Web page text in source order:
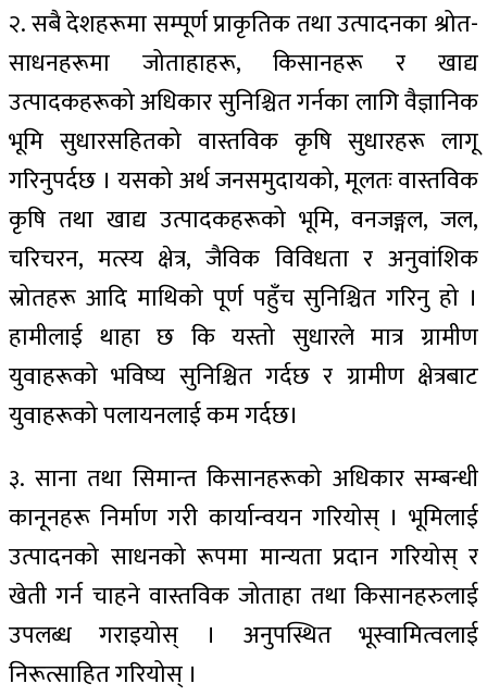
२. सबै देशहरूमा सम्पूर्ण प्राकृतिक तथा उत्पादनका श्रोत-
साधनहरूमा जोताहाहरू, किसानहरू र खाद्य
उत्पादकहरूको अधिकार सुनिश्चित गर्नका लागि वैज्ञानिक
भूमि सुधारसहितको वास्तविक कृषि सुधारहरू लागू
गरिनुपर्दछ । यसको अर्थ जनसमुदायको, मूलतः वास्तविक
कृषि तथा खाद्य उत्पादकहरूको भूमि, वनजङ्गल, जल,
चरिचरन, मत्स्य क्षेत्र, जैविक विविधता र अनुवांशिक
स्रोतहरू आदि माथिको पूर्ण पहुँच सुनिश्चित गरिनु हो ।
हामीलाई थाहा छ कि यस्तो सुधारले मात्र ग्रामीण
युवाहरूको भविष्य सुनिश्चित गर्दछ र ग्रामीण क्षेत्रबाट
युवाहरूको पलायनलाई कम गर्दछ।
३. साना तथा सिमान्त किसानहरूको अधिकार सम्बन्धी
कानूनहरू निर्माण गरी कार्यान्वयन गरियोस् । भूमिलाई
उत्पादनको साधनको रूपमा मान्यता प्रदान गरियोस् र
खेती गर्न चाहने वास्तविक जोताहा तथा किसानहरुलाई
उपलब्ध गराइयोस् । अनुपस्थित भूस्वामित्वलाई
निरूत्साहित गरियोस् ।